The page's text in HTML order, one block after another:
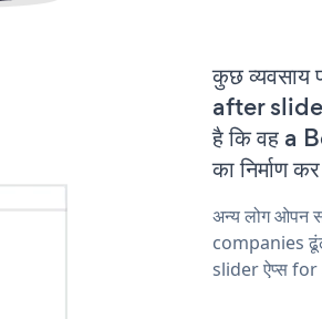
कुछ
after
है कि वह a
का निर्माण
अन्य लोग ओपन
companies
slider ऐप्स